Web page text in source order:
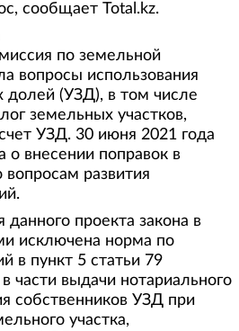
сообщает Total.kz.
по земельной
вопросы использования
долей (УЗД), в том числе
земельных участков,
УЗД. 30 июня 2021 года
о внесении поправок в
вопросам развития
данного проекта закона в
исключена норма по
в пункт 5 статьи 79
части выдачи нотариального
собственников УЗД при
участка,